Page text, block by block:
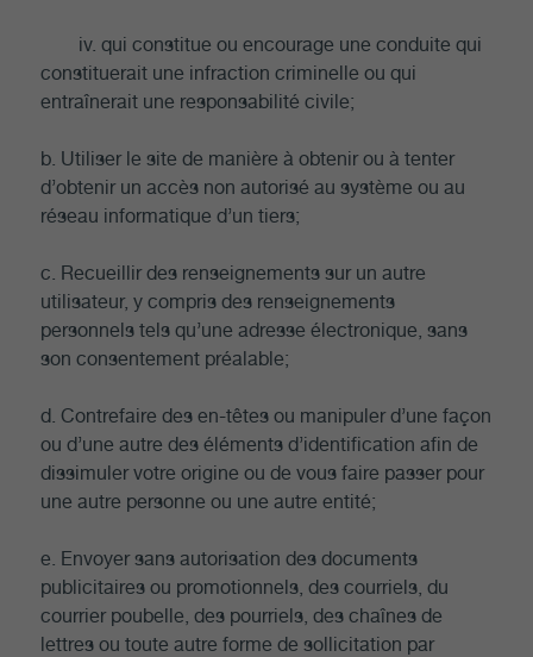
iv. qui constitue ou encourage une conduite qui
constituerait une infraction criminelle ou qui
entraînerait une responsabilité civile;
b. Utiliser le site de manière à obtenir ou à tenter
d’obtenir un accès non autorisé au système ou au
réseau informatique d’un tiers;
c. Recueillir des renseignements sur un autre
utilisateur, y compris des renseignements
personnels tels qu’une adresse électronique, sans
son consentement préalable;
d. Contrefaire des en-têtes ou manipuler d’une façon
ou d’une autre des éléments d’identification afin de
dissimuler votre origine ou de vous faire passer pour
une autre personne ou une autre entité;
e. Envoyer sans autorisation des documents
publicitaires ou promotionnels, des courriels, du
courrier poubelle, des pourriels, des chaînes de
lettres ou toute autre forme de sollicitation par